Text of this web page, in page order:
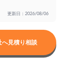
更新日：2026/08/06
へ見積り相談